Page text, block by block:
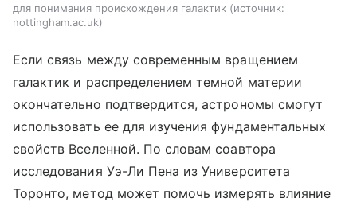
для понимания происхождения галактик
источник:
nottingham.ac.uk
Если связь между современным вращением
галактик и распределением темной материи
окончательно подтвердится, астрономы смогут
использовать ее для изучения фундаментальных
свойств Вселенной. По словам соавтора
исследования Уэ-Ли Пена из Университета
Торонто, метод может помочь измерять влияние